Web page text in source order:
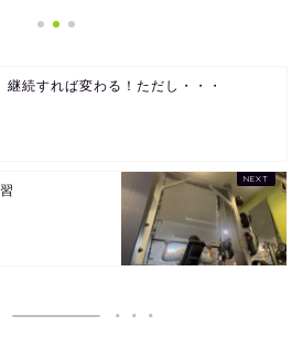
継続すれば変わる！ただし・・・